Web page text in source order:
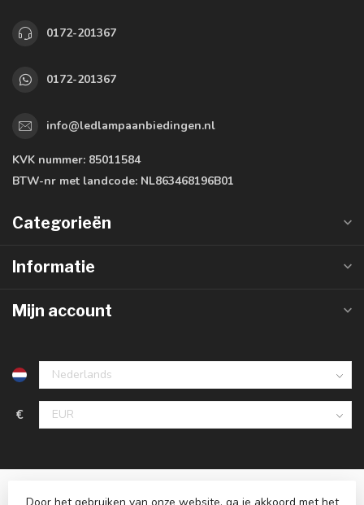
0172-201367
0172-201367
info@ledlampaanbiedingen.nl
KVK nummer: 85011584
BTW-nr met landcode: NL863468196B01
Categorieën
Informatie
Mijn account
€